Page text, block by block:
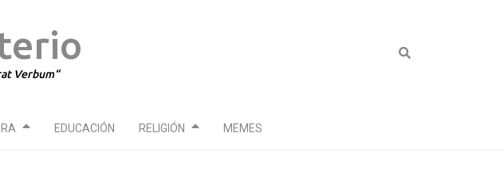
Verbum
EDUCACIÓN RELIGIÓN MEMES